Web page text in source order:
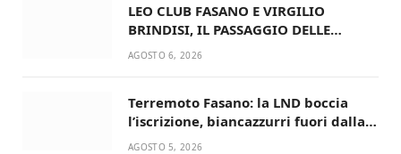
LEO CLUB FASANO E VIRGILIO
BRINDISI, IL PASSAGGIO DELLE
CONSEGNE RINNOVA UN’AMICIZIA
AGOSTO 6, 2026
Terremoto Fasano: la LND boccia
l’iscrizione, biancazzurri fuori dalla
Serie D
AGOSTO 5, 2026